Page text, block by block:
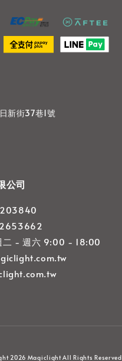
新街37巷1號
公司
二 - 週六 9:00 - 18:00
2026 Magiclight All Rights Reserved